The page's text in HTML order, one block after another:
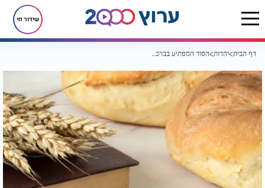
שידור חי
דף הבית יהדות הסוד המפתיע בברכת המזון שרוב האנשים לא שמים לב אליו